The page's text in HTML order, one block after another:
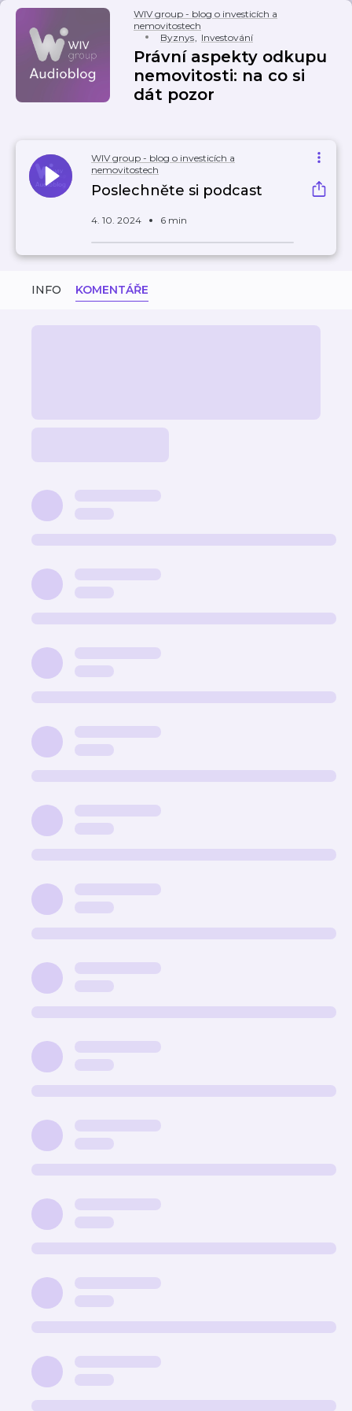
WIV group - blog o investicích a
nemovitostech
Byznys, Investování
Právní aspekty odkupu
nemovitosti: na co si
dát pozor
WIV group - blog o investicích a
nemovitostech
Poslechněte si podcast
4. 10. 2024 6 min
INFO KOMENTÁŘE